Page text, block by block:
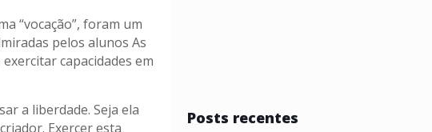
“vocação”, foram um
pelos alunos As
capacidades em
a liberdade. Seja ela
Exercer esta
Posts recentes